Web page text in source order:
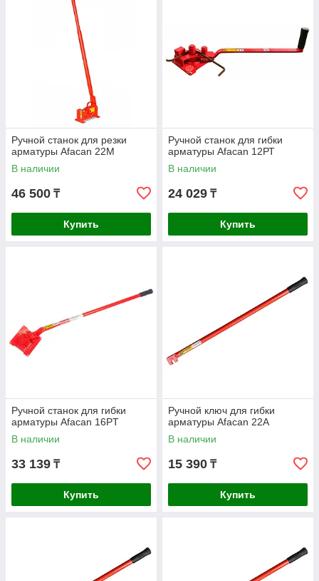
Ручной станок для резки
арматуры Afacan 22М
В наличии
46 500 ₸
Купить
Ручной станок для гибки
арматуры Afacan 12РТ
В наличии
24 029 ₸
Купить
Ручной станок для гибки
арматуры Afacan 16PT
В наличии
33 139 ₸
Купить
Ручной ключ для гибки
арматуры Afacan 22А
В наличии
15 390 ₸
Купить